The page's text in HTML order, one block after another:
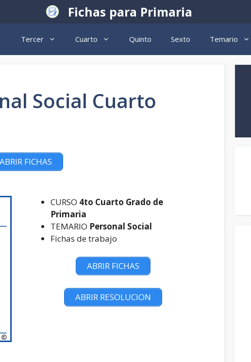
Fichas para Primaria
Tercer Cuarto Quinto Sexto Temario
Social Cuarto
ABRIR FICHAS
CURSO 4to Cuarto Grado de
Primaria
TEMARIO Personal Social
Fichas de trabajo
ABRIR FICHAS
ABRIR RESOLUCION